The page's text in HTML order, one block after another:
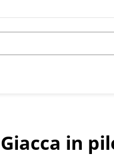
Giacca in